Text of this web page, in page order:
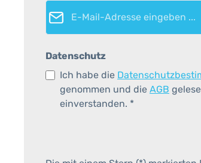
E-Mail-Adresse*
Datenschutz
Ich habe die
genommen und die AGB
einverstanden. *